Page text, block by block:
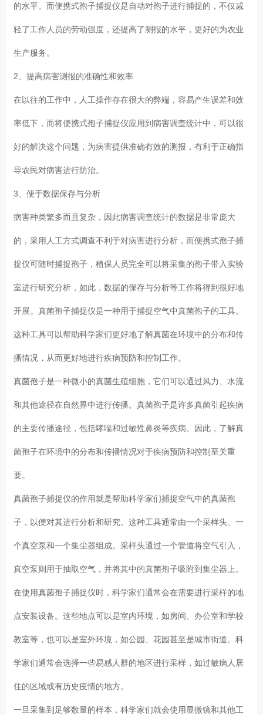
的水平。而便携式孢子捕捉仪是自动对孢子进行捕捉的，不仅减
轻了工作人员的劳动强度，还提高了测报的水平，更好的为农业
生产服务。
2、提高病害测报的准确性和效率
在以往的工作中，人工操作存在很大的弊端，容易产生误差和效
率低下，而将便携式孢子捕捉仪应用到病害调查统计中，可以很
好的解决这个问题，为病害提供准确有效的测报，有利于正确指
导农民对病害进行防治。
3、便于数据保存与分析
病害种类繁多而且复杂，因此病害调查统计的数据是非常庞大
的，采用人工方式调查不利于对病害进行分析，而便携式孢子捕
捉仪可随时捕捉孢子，植保人员完全可以将采集的孢子带入实验
室进行研究分析，如此，数据的保存与分析等工作将得到很好地
开展。真菌孢子捕捉仪是一种用于捕捉空气中真菌孢子的工具。
这种工具可以帮助科学家们更好地了解真菌在环境中的分布和传
播情况，从而更好地进行疾病预防和控制工作。
真菌孢子是一种微小的真菌生殖细胞，它们可以通过风力、水流
和其他途径在自然界中进行传播。真菌孢子是许多真菌引起疾病
的主要传播途径，包括哮喘和过敏性鼻炎等疾病。因此，了解真
菌孢子在环境中的分布和传播情况对于疾病预防和控制至关重
要。
真菌孢子捕捉仪的作用就是帮助科学家们捕捉空气中的真菌孢
子，以便对其进行分析和研究。这种工具通常由一个采样头、一
个真空泵和一个集尘器组成。采样头通过一个管道将空气引入，
真空泵则用于抽取空气，并将其中的真菌孢子吸附到集尘器上。
在使用真菌孢子捕捉仪时，科学家们通常会在需要进行采样的地
点安装设备。这些地点可以是室内环境，如房间、办公室和学校
教室等，也可以是室外环境，如公园、花园甚至是城市街道。科
学家们通常会选择一些易感人群的地区进行采样，如过敏病人居
住的区域或有历史疫情的地方。
一旦采集到足够数量的样本，科学家们就会使用显微镜和其他工